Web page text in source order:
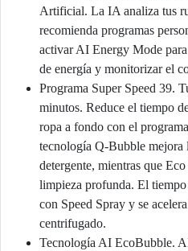
Artificial. La IA analiza tus
recomienda programas
activar AI Energy Mode
de energía y monitorizar el
Programa Super Speed 39.
minutos. Reduce el tiempo
ropa a fondo con el
tecnología Q-Bubble mejora
detergente, mientras que
limpieza profunda. El tiempo
con Speed Spray y se
centrifugado.
Tecnología AI EcoBubble.